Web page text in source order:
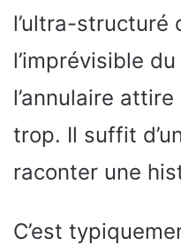
l’ultra-structuré
l’imprévisible
l’annulaire
trop. Il suffit
raconter une
C’est